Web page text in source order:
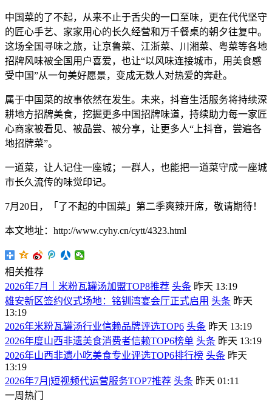
中国菜的了不起，从来不止于舌尖的一口至味，更在代代坚守
的匠心手艺、家家用心的长久经营和万千餐桌的朝夕往复中。
这场全国寻味之旅，让京鲁菜、江浙菜、川湘菜、粤菜等各地
招牌风味被全国用户喜爱，也让“以风味连接城市，用美食感
受中国”从一句美好愿景，变成无数人对热爱的奔赴。
属于中国菜的故事依然在发生。未来，抖音生活服务将持续深
耕地方招牌美食，挖掘更多中国招牌味道，持续助力每一家匠
心商家被看见、被品尝、被分享，让更多人“上抖音，尝遍各
地招牌菜”。
一道菜，让人记住一座城；一群人，也能把一道菜守成一座城
市长久流传的味觉印记。
7月20日，「了不起的中国菜」第二季爽辣开席，敬请期待！
本文地址：http://www.cyhy.cn/cytt/4323.html
相关推荐
2026年7月｜米粉瓦罐汤加盟TOP8推荐 头条 昨天 13:19
雄安新区签约仪式场地：铭钏湾宴会厅正式启用 头条 昨天
13:19
2026年米粉瓦罐汤行业信赖品牌评选TOP6 头条 昨天 13:19
2026年度山西非遗美食消费者信赖TOP6榜单 头条 昨天 13:19
2026年山西非遗小吃美食专业评选TOP6排行榜 头条 昨天
13:19
2026年7月|短视频代运营服务TOP7推荐 头条 昨天 01:11
一周热门